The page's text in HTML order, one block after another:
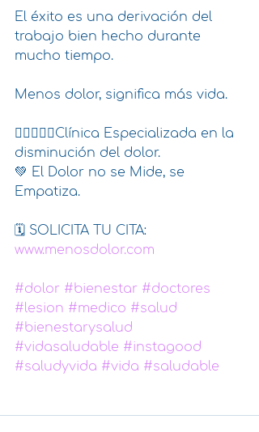
El éxito es una derivación del
trabajo bien hecho durante
mucho tiempo.
Menos dolor, significa más vida.
👩🏻‍⚕️👨‍⚕️Clínica Especializada en la
disminución del dolor.
💚 El Dolor no se Mide, se
Empatiza.
🗓 SOLICITA TU CITA:
www.menosdolor.com
#dolor #bienestar #doctores
#lesion #medico #salud
#bienestarysalud
#vidasaludable #instagood
#saludyvida #vida #saludable